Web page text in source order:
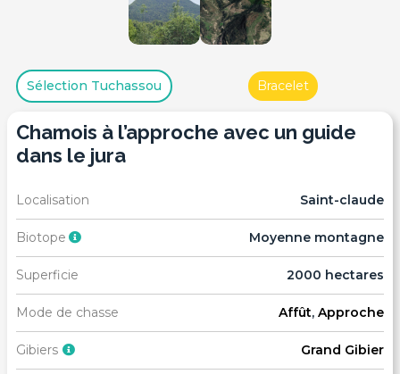
Sélection Tuchassou Bracelet
chamois à l’approche avec un guide
dans le jura
Localisation Saint-claude
Biotope Moyenne montagne
Superficie 2000 hectares
Mode de chasse Affût, Approche
Gibiers Grand Gibier